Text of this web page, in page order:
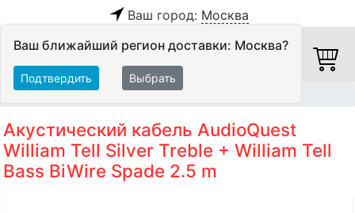
Ваш город: Москва
Ваш ближайший регион доставки: Москва?
Подтвердить Выбрать
Акустический кабель AudioQuest
William Tell Silver Treble + William Tell
Bass BiWire Spade 2.5 m